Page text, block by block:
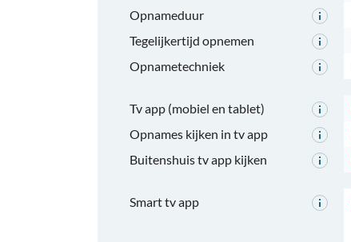
Opnameduur
Tegelijkertijd opnemen
Opnametechniek
Tv app (mobiel en tablet)
Opnames kijken in tv app
Buitenshuis tv app kijken
Smart tv app